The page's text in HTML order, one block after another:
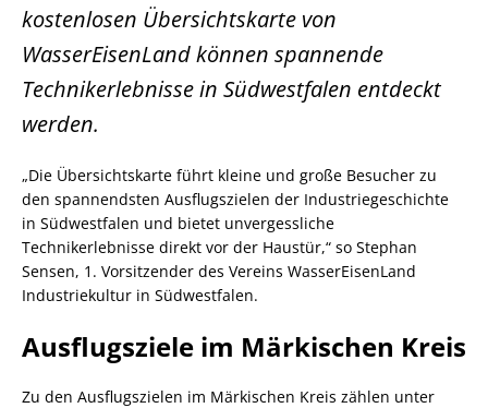
kostenlosen Übersichtskarte von
WasserEisenLand können spannende
Technikerlebnisse in Südwestfalen entdeckt
werden.
„Die Übersichtskarte führt kleine und große Besucher zu
den spannendsten Ausflugszielen der Industriegeschichte
in Südwestfalen und bietet unvergessliche
Technikerlebnisse direkt vor der Haustür,“ so Stephan
Sensen, 1. Vorsitzender des Vereins WasserEisenLand
Industriekultur in Südwestfalen.
Ausflugsziele im Märkischen Kreis
Zu den Ausflugszielen im Märkischen Kreis zählen unter